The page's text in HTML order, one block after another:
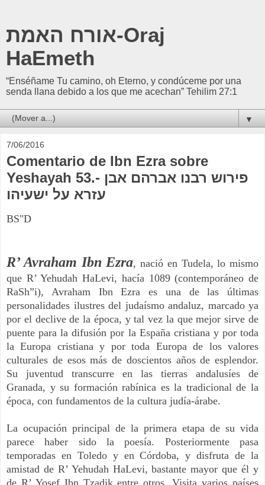
אורח האמת-Oraj
HaEmeth
“Enséñame Tu camino, oh Eterno, y condúceme por una
senda llana debido a los que me acechan” Tehilim 27:1
▼
7/06/2016
Comentario de Ibn Ezra sobre
Yeshayah 53.- פירוש רבנו אברהם אבן
עזרא על ישעיהו
BS"D
R’ Avraham Ibn Ezra, nació en Tudela, lo mismo
que R’ Yehudah HaLevi, hacía 1089 (contemporáneo de
RaSh”i), Avraham Ibn Ezra es una de las últimas
personalidades ilustres del judaísmo andaluz, marcado ya
por el declive de la época, y tal vez la que mejor sirve de
puente para la difusión por la España cristiana y por toda
la Europa cristiana y por toda Europa de los valores
culturales de esos más de doscientos años de esplendor.
Su juventud transcurre en las tierras andalusíes de
Granada, y su formación rabínica es la tradicional de la
época, con fundamentos de la cultura judía-árabe.
La ocupación principal de la primera etapa de su vida
parece haber sido la poesía. Posteriormente pasa
temporadas en Toledo y en Córdoba, y disfruta de la
amistad de R’ Yehudah HaLevi, bastante mayor que él y
de R’ Yosef Ibn Tzadik entre otros. Visita varios países